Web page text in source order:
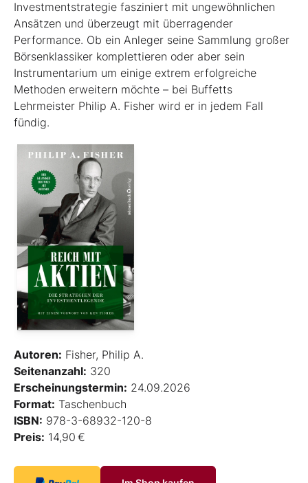
Investmentstrategie fasziniert mit ungewöhnlichen
Ansätzen und überzeugt mit überragender
Performance. Ob ein Anleger seine Sammlung großer
Börsenklassiker komplettieren oder aber sein
Instrumentarium um einige extrem erfolgreiche
Methoden erweitern möchte – bei Buffetts
Lehrmeister Philip A. Fisher wird er in jedem Fall
fündig.
Autoren: Fisher, Philip A.
Seitenanzahl: 320
Erscheinungstermin: 24.09.2026
Format: Taschenbuch
ISBN: 978-3-68932-120-8
Preis: 14,90 €